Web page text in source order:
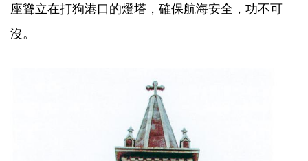
座聳立在打狗港口的燈塔，確保航海安全，功不可
沒。